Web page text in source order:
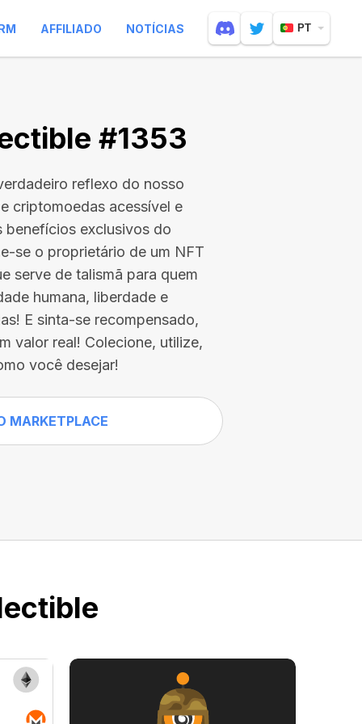
AFFILIADO NOTÍCIAS PT
#1353
reflexo do nosso
criptomoedas acessível e
benefícios exclusivos do
se o proprietário de um NFT
serve de talismã para quem
humana, liberdade e
E sinta-se recompensado,
valor real! Colecione, utilize,
você desejar!
MARKETPLACE